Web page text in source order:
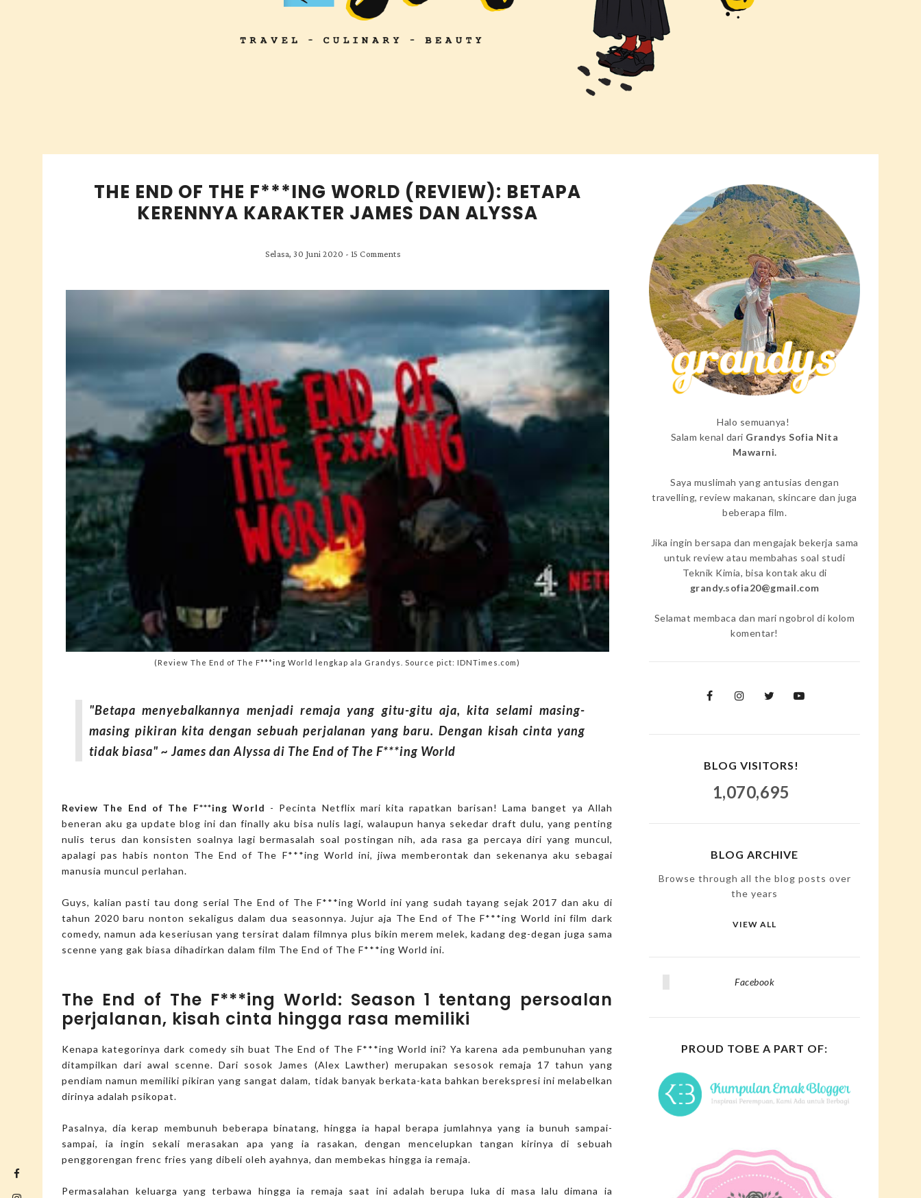
THE END OF THE F***ING WORLD (REVIEW): BETAPA
KERENNYA KARAKTER JAMES DAN ALYSSA
Selasa, 30 Juni 2020 - 15 Comments
(Review The End of The F***ing World lengkap ala Grandys. Source pict: IDNTimes.com)
"Betapa menyebalkannya menjadi remaja yang gitu-gitu aja, kita selami masing-
masing pikiran kita dengan sebuah perjalanan yang baru. Dengan kisah cinta yang
tidak biasa" ~ James dan Alyssa di The End of The F***ing World
Review The End of The F***ing World - Pecinta Netflix mari kita rapatkan barisan! Lama banget ya Allah
beneran aku ga update blog ini dan finally aku bisa nulis lagi, walaupun hanya sekedar draft dulu, yang penting
nulis terus dan konsisten soalnya lagi bermasalah soal postingan nih, ada rasa ga percaya diri yang muncul,
apalagi pas habis nonton The End of The F***ing World ini, jiwa memberontak dan sekenanya aku sebagai
manusia muncul perlahan.
Guys, kalian pasti tau dong serial The End of The F***ing World ini yang sudah tayang sejak 2017 dan aku di
tahun 2020 baru nonton sekaligus dalam dua seasonnya. Jujur aja The End of The F***ing World ini film dark
comedy, namun ada keseriusan yang tersirat dalam filmnya plus bikin merem melek, kadang deg-degan juga sama
scenne yang gak biasa dihadirkan dalam film The End of The F***ing World ini.
The End of The F***ing World: Season 1 tentang persoalan
perjalanan, kisah cinta hingga rasa memiliki
Kenapa kategorinya dark comedy sih buat The End of The F***ing World ini? Ya karena ada pembunuhan yang
ditampilkan dari awal scenne. Dari sosok James (Alex Lawther) merupakan sesosok remaja 17 tahun yang
pendiam namun memiliki pikiran yang sangat dalam, tidak banyak berkata-kata bahkan berekspresi ini melabelkan
dirinya adalah psikopat.
Pasalnya, dia kerap membunuh beberapa binatang, hingga ia hapal berapa jumlahnya yang ia bunuh sampai-
sampai, ia ingin sekali merasakan apa yang ia rasakan, dengan mencelupkan tangan kirinya di sebuah
penggorengan frenc fries yang dibeli oleh ayahnya, dan membekas hingga ia remaja.
Permasalahan keluarga yang terbawa hingga ia remaja saat ini adalah berupa luka di masa lalu dimana ia
Halo semuanya!
Salam kenal dari Grandys Sofia Nita
Mawarni.
Saya muslimah yang antusias dengan
travelling, review makanan, skincare dan juga
beberapa film.
Jika ingin bersapa dan mengajak bekerja sama
untuk review atau membahas soal studi
Teknik Kimia, bisa kontak aku di
grandy.sofia20@gmail.com
Selamat membaca dan mari ngobrol di kolom
komentar!
BLOG VISITORS!
1,070,695
BLOG ARCHIVE
Browse through all the blog posts over
the years
VIEW ALL
Facebook
PROUD TOBE A PART OF: